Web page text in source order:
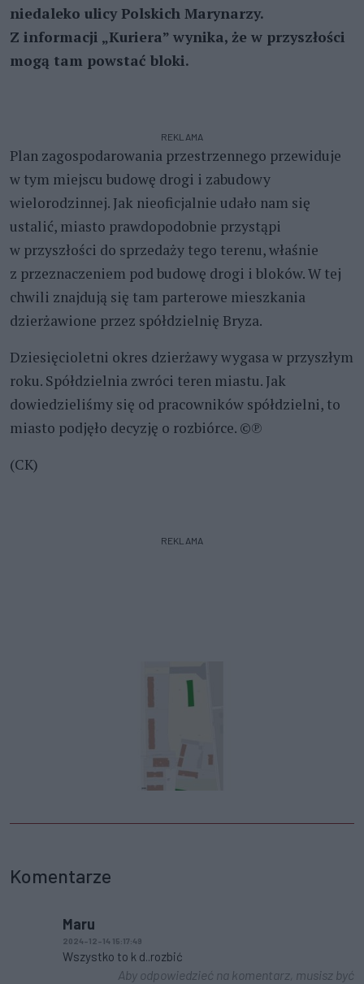
niedaleko ulicy Polskich Marynarzy.
Z informacji „Kuriera” wynika, że w przyszłości
mogą tam powstać bloki.
REKLAMA
Plan zagospodarowania przestrzennego przewiduje
w tym miejscu budowę drogi i zabudowy
wielorodzinnej. Jak nieoficjalnie udało nam się
ustalić, miasto prawdopodobnie przystąpi
w przyszłości do sprzedaży tego terenu, właśnie
z przeznaczeniem pod budowę drogi i bloków. W tej
chwili znajdują się tam parterowe mieszkania
dzierżawione przez spółdzielnię Bryza.
Dziesięcioletni okres dzierżawy wygasa w przyszłym
roku. Spółdzielnia zwróci teren miastu. Jak
dowiedzieliśmy się od pracowników spółdzielni, to
miasto podjęło decyzję o rozbiórce. ©℗
(CK)
REKLAMA
Komentarze
Maru
2024-12-14 15:17:49
Wszystko to k d..rozbić
Aby odpowiedzieć na komentarz, musisz być